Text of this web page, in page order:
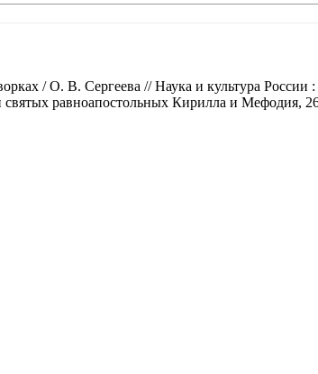
/ О. В. Сергеева // Наука и культура
равноапостольных Кирилла и Мефодия,